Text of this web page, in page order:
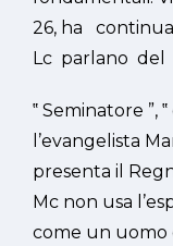
26, ha
Lc parlano del
‟ Seminatore ”,
l’evangelista
presenta il
Mc non usa
come un uomo